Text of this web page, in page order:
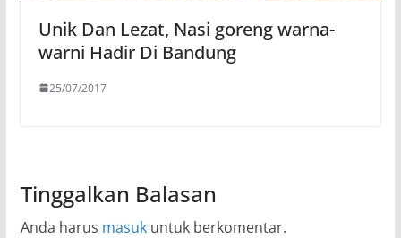
Unik Dan Lezat, Nasi goreng warna-
warni Hadir Di Bandung
25/07/2017
Tinggalkan Balasan
Anda harus masukuntuk berkomentar.